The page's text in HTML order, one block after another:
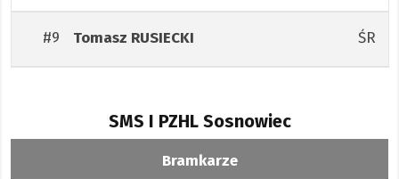
#9 Tomasz RUSIECKI ŚR
SMS I PZHL Sosnowiec
Bramkarze